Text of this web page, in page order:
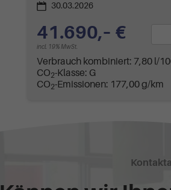
30.03.2026
41.690,– €
incl. 19% MwSt.
Verbrauch kombiniert: 7,80 l/
CO2-Klasse: G
CO2-Emissionen: 177,00 g/km